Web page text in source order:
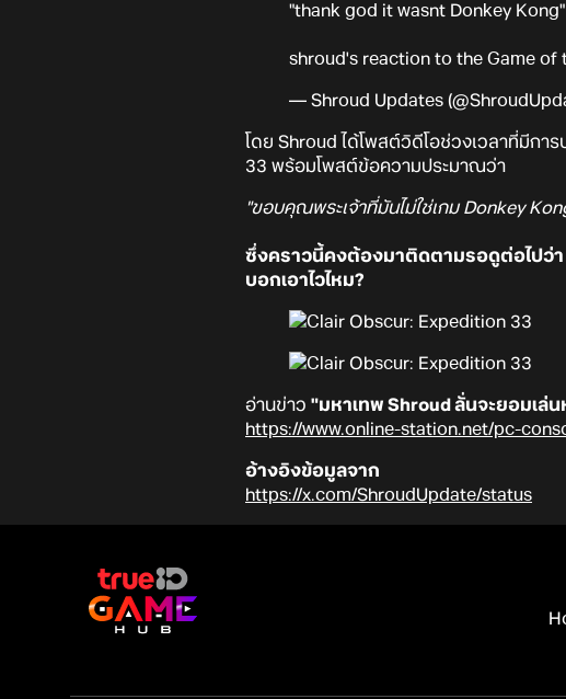
"thank god it wasnt Donkey Kong"
shroud's reaction to the Game of
— Shroud Updates
โดย Shroud ได้โพสต์วิดีโอช่วงเวลาที่มีกา
33 พร้อมโพสต์ข้อความประมาณว่า
"ขอบคุณพระเจ้าที่มันไม่ใช่เกม Donkey
ซึ่งคราวนี้คงต้องมาติดตามรอดูต่อไปว่า
บอกเอาไวไหม?
อ่านข่าว "มหาเทพ Shroud ลั่นจะยอมเล่
https://www.online-station.net/pc-
อ้างอิงข้อมูลจาก
https://x.com/ShroudUpdate/status